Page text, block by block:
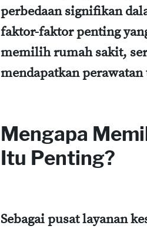
perbedaan signifikan
faktor-faktor penting
memilih rumah sakit,
mendapatkan
Mengapa
Itu Penting?
Sebagai pusat layanan